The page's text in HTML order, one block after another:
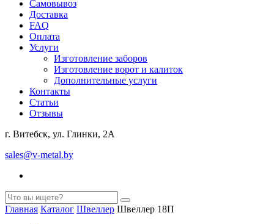
Самовывоз
Доставка
FAQ
Оплата
Услуги
Изготовление заборов
Изготовление ворот и калиток
Дополнительные услуги
Контакты
Статьи
Отзывы
г. Витебск, ул. Глинки, 2А
sales@v-metal.by
Главная Каталог Швеллер Швеллер 18П